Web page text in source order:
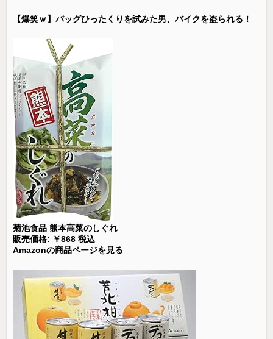
【爆笑ｗ】バッグひったくりを試みた男、バイクを盗られる！
菊池食品 熊本高菜のしぐれ
販売価格: ￥868 税込
Amazonの商品ページを見る